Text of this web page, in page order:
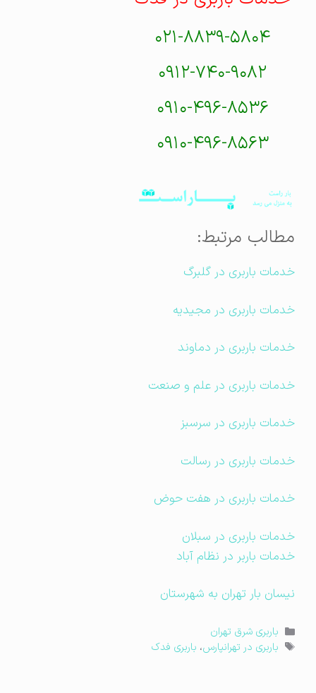
۰۲۱-۸۸۳۹-۵۸۰۴
۰۹۱۲-۷۴۰-۹۰۸۲
۰۹۱۰-۴۹۶-۸۵۳۶
۰۹۱۰-۴۹۶-۸۵۶۳
مطالب مرتبط:
خدمات باربری در گلبرگ
خدمات باربری در مجیدیه
خدمات باربری در دماوند
خدمات باربری در علم و صنعت
خدمات باربری در سرسبز
خدمات باربری در رسالت
خدمات باربری در هفت حوض
خدمات باربری در سبلان
خدمات باربر در نظام آباد
نیسان بار تهران به شهرستان
دسته‌ها
باربری شرق تهران
برچسب‌ها
باربری در تهرانپارس،باربری فدک